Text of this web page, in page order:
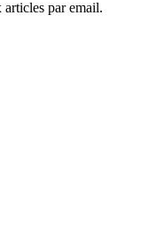
articles par email.